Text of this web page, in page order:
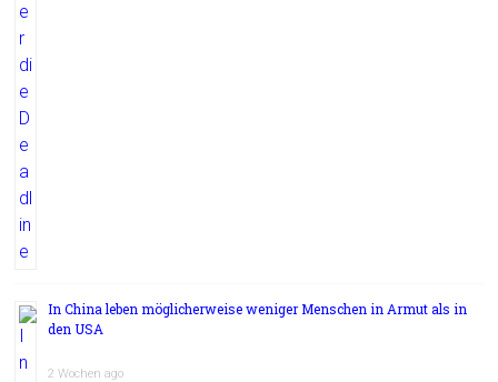
In China leben möglicherweise weniger Menschen in Armut als in
den USA
2 Wochen ago